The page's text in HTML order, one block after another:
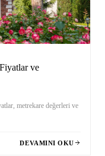
ve
metrekare değerleri ve
DEVAMINI OKU